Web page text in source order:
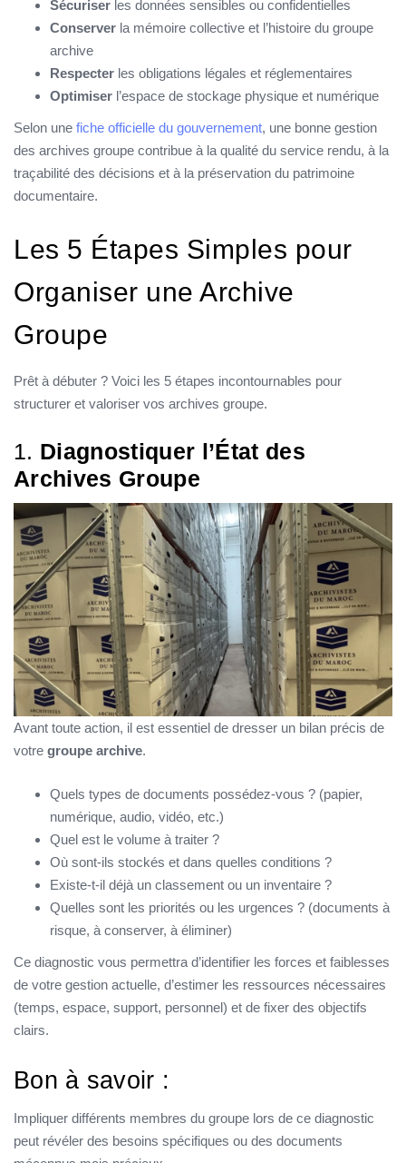
Sécuriser les données sensibles ou confidentielles
Conserver la mémoire collective et l’histoire du groupe
archive
Respecter les obligations légales et réglementaires
Optimiser l’espace de stockage physique et numérique
Selon une fiche officielle du gouvernement, une bonne gestion
des archives groupe contribue à la qualité du service rendu, à la
traçabilité des décisions et à la préservation du patrimoine
documentaire.
Les 5 Étapes Simples pour
Organiser une Archive
Groupe
Prêt à débuter ? Voici les 5 étapes incontournables pour
structurer et valoriser vos archives groupe.
1. Diagnostiquer l’État des
Archives Groupe
Avant toute action, il est essentiel de dresser un bilan précis de
votre groupe archive.
Quels types de documents possédez-vous ? (papier,
numérique, audio, vidéo, etc.)
Quel est le volume à traiter ?
Où sont-ils stockés et dans quelles conditions ?
Existe-t-il déjà un classement ou un inventaire ?
Quelles sont les priorités ou les urgences ? (documents à
risque, à conserver, à éliminer)
Ce diagnostic vous permettra d’identifier les forces et faiblesses
de votre gestion actuelle, d’estimer les ressources nécessaires
(temps, espace, support, personnel) et de fixer des objectifs
clairs.
Bon à savoir :
Impliquer différents membres du groupe lors de ce diagnostic
peut révéler des besoins spécifiques ou des documents